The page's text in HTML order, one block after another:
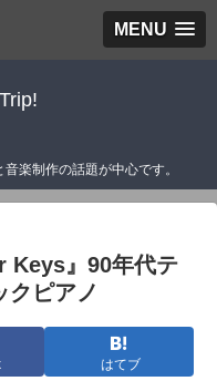
MENU
楽制作の話題が中心です。
Keys』90年代テ
クピアノ
はてブ